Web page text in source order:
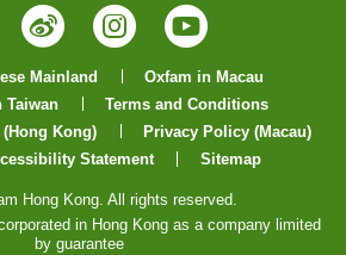
WeiboInstagram
YouTube
Mainland
Oxfam in Macau
Taiwan
Terms and Conditions
Kong)
Privacy Policy (Macau)
Statement
Sitemap
Hong Kong. All rights reserved.
in Hong Kong as a company limited
by guarantee